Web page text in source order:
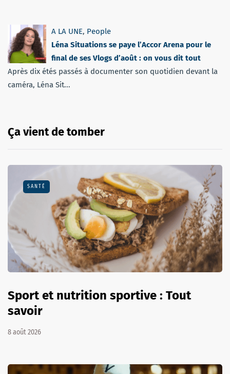
A LA UNE, People
Léna Situations se paye l’Accor Arena pour le
final de ses Vlogs d’août : on vous dit tout
Après dix étés passés à documenter son quotidien devant la
caméra, Léna Sit...
Ça vient de tomber
SANTÉ
Sport et nutrition sportive : Tout
savoir
8 août 2026